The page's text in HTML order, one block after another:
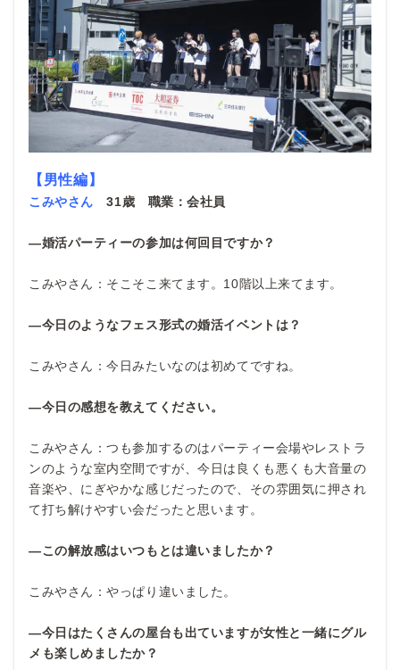
【男性編】
こみやさん31歳 職業：会社員
―婚活パーティーの参加は何回目ですか？
こみやさん：そこそこ来てます。10階以上来てます。
―今日のようなフェス形式の婚活イベントは？
こみやさん：今日みたいなのは初めてですね。
―今日の感想を教えてください。
こみやさん：つも参加するのはパーティー会場やレストラ
ンのような室内空間ですが、今日は良くも悪くも大音量の
音楽や、にぎやかな感じだったので、その雰囲気に押され
て打ち解けやすい会だったと思います。
―この解放感はいつもとは違いましたか？
こみやさん：やっぱり違いました。
―今日はたくさんの屋台も出ていますが女性と一緒にグル
メも楽しめましたか？